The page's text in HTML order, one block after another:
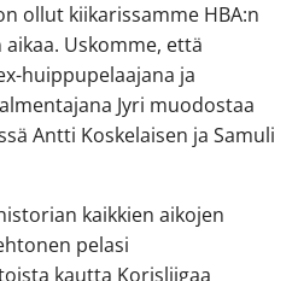
ollut kiikarissamme HBA:n
Uskomme, että
huippupelaajana ja
Jyri muodostaa
Antti Koskelaisen ja Samuli
kaikkien aikojen
pelasi
kautta Korisliigaa